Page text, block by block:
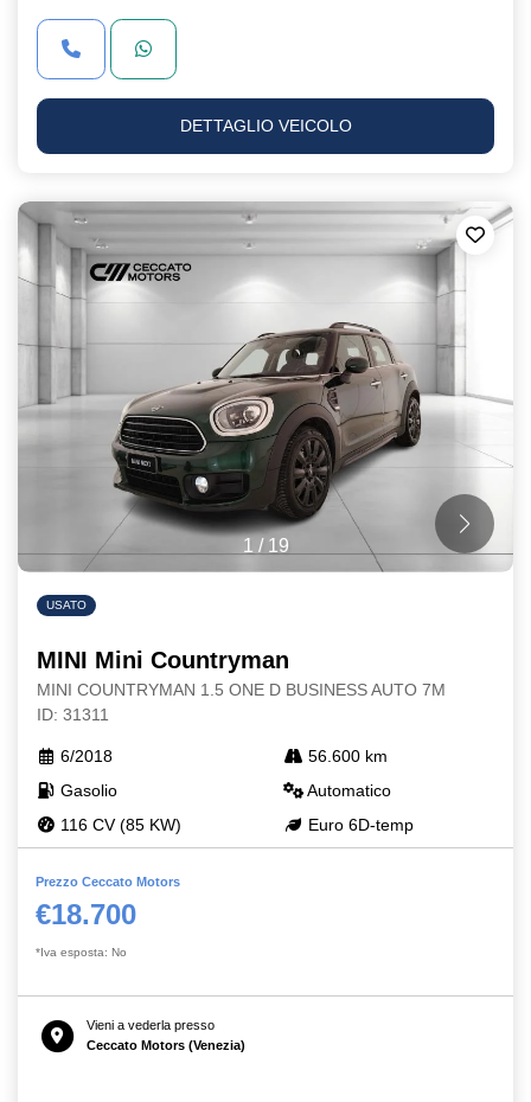
DETTAGLIO VEICOLO
1 / 19
USATO
MINI Mini Countryman
MINI COUNTRYMAN 1.5 ONE D BUSINESS AUTO 7M
ID: 31311
6/2018
56.600 km
Gasolio
Automatico
116 CV (85 KW)
Euro 6D-temp
Prezzo Ceccato Motors
€18.700
*Iva esposta: No
Vieni a vederla presso
Ceccato Motors (Venezia)